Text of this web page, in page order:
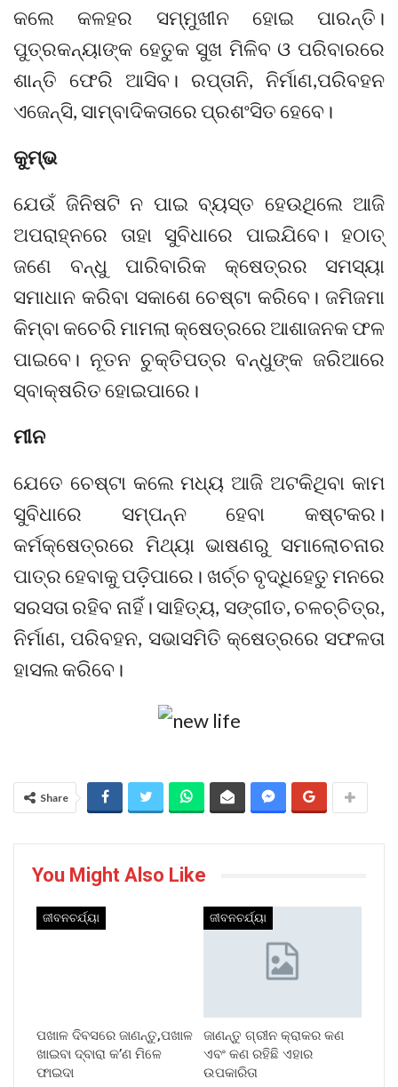
କଲେ କଳହର ସମ୍ମୁଖୀନ ହୋଇ ପାରନ୍ତି।
ପୁତ୍ରକନ୍ୟାଙ୍କ ହେତୁକ ସୁଖ ମିଳିବ ଓ ପରିବାରରେ
ଶାନ୍ତି ଫେରି ଆସିବ। ରପ୍ତାନି, ନିର୍ମାଣ,ପରିବହନ
ଏଜେନ୍ସି, ସାମ୍ବାଦିକତାରେ ପ୍ରଶଂସିତ ହେବେ।
କୁମ୍ଭ
ଯେଉଁ ଜିନିଷଟି ନ ପାଇ ବ୍ୟସ୍ତ ହେଉଥିଲେ ଆଜି
ଅପରାହ୍ନରେ ତାହା ସୁବିଧାରେ ପାଇଯିବେ। ହଠାତ୍‌
ଜଣେ ବନ୍ଧୁ ପାରିବାରିକ କ୍ଷେତ୍ରର ସମସ୍ୟା
ସମାଧାନ କରିବା ସକାଶେ ଚେଷ୍ଟା କରିବେ। ଜମିଜମା
କିମ୍ବା କଚେରି ମାମଲା କ୍ଷେତ୍ରରେ ଆଶାଜନକ ଫଳ
ପାଇବେ। ନୂତନ ଚୁକ୍ତିପତ୍ର ବନ୍ଧୁଙ୍କ ଜରିଆରେ
ସ୍ବାକ୍ଷରିତ ହୋଇପାରେ।
ମୀନ
ଯେତେ ଚେଷ୍ଟା କଲେ ମଧ୍ୟ ଆଜି ଅଟକିଥିବା କାମ
ସୁବିଧାରେ ସମ୍ପନ୍ନ ହେବା କଷ୍ଟକର।
କର୍ମକ୍ଷେତ୍ରରେ ମିଥ୍ୟା ଭାଷଣରୁ ସମାଲୋଚନାର
ପାତ୍ର ହେବାକୁ ପଡ଼ିପାରେ। ଖର୍ଚ୍ଚ ବୃଦ୍ଧିହେତୁ ମନରେ
ସରସତା ରହିବ ନାହିଁ। ସାହିତ୍ୟ, ସଙ୍ଗୀତ, ଚଳଚ୍ଚିତ୍ର,
ନିର୍ମାଣ, ପରିବହନ, ସଭାସମିତି କ୍ଷେତ୍ରରେ ସଫଳତା
ହାସଲ କରିବେ।
Share
You Might Also Like
ଜୀବନଚର୍ଯ୍ୟା
ପଖାଳ ଦିବସରେ ଜାଣନ୍ତୁ,ପଖାଳ
ଖାଇବା ଦ୍ବାରା କ’ଣ ମିଳେ
ଫାଇଦା
ଜୀବନଚର୍ଯ୍ୟା
ଜାଣନ୍ତୁ ଗ୍ରୀନ କ୍ରାକର କଣ
ଏବଂ କଣ ରହିଛି ଏହାର
ଉପକାରିତା